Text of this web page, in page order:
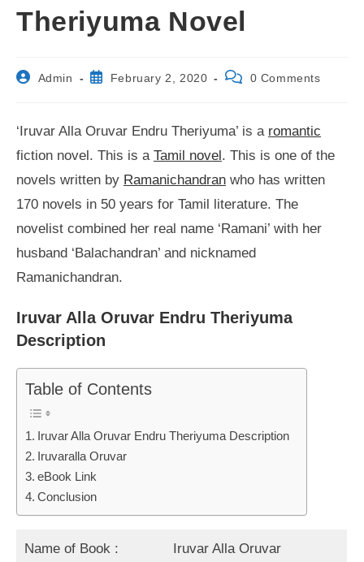
Theriyuma Novel
PostAdmin
PostFebruary 2, 2020
Post 0 Comments
‘Iruvar Alla Oruvar Endru Theriyuma’ is a romantic
fiction novel. This is a Tamil novel. This is one of the
novels written by Ramanichandran who has written
170 novels in 50 years for Tamil literature. The
novelist combined her real name ‘Ramani’ with her
husband ‘Balachandran’ and nicknamed
Ramanichandran.
Iruvar Alla Oruvar Endru Theriyuma
Description
Table of Contents
Iruvar Alla Oruvar Endru Theriyuma Description
Iruvaralla Oruvar
eBook Link
Conclusion
Name of Book : Iruvar Alla Oruvar